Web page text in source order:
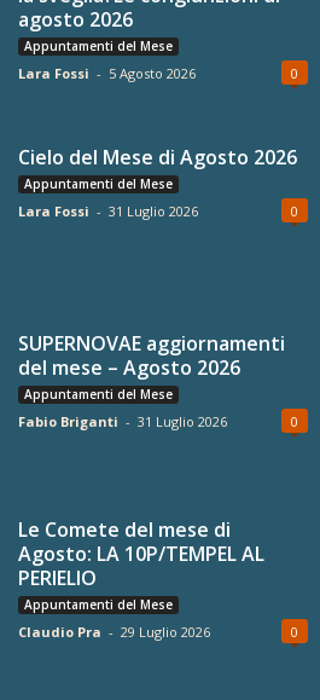
agosto 2026
Appuntamenti del Mese
Lara Fossi - 5 Agosto 2026 0
Cielo del Mese di Agosto 2026
Appuntamenti del Mese
Lara Fossi - 31 Luglio 2026 0
SUPERNOVAE aggiornamenti
del mese – Agosto 2026
Appuntamenti del Mese
Fabio Briganti - 31 Luglio 2026 0
Le Comete del mese di
Agosto: LA 10P/TEMPEL AL
PERIELIO
Appuntamenti del Mese
Claudio Pra - 29 Luglio 2026 0